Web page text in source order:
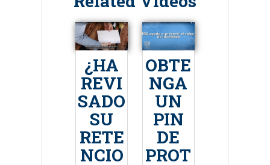
¿HA
REVI
SADO
SU
RETE
NCIO
OBTE
NGA
UN
PIN
DE
PROT